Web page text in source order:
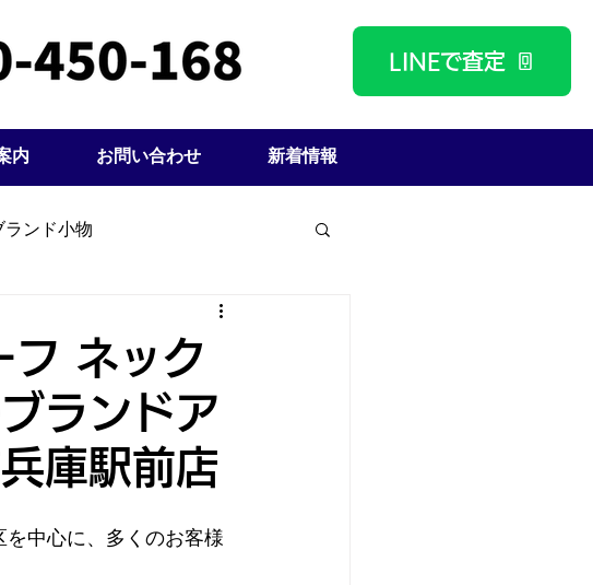
LINEで査定
内 お問い合わせ 新着情報
ランド小物
フ ネック
ランドア
庫駅前店
中心に、多くのお客様